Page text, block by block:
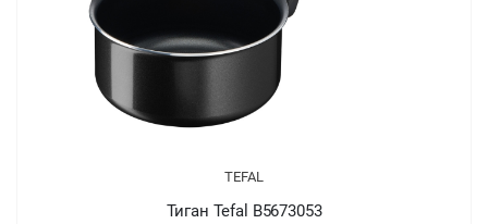
TEFAL
Тиган Tefal B5673053